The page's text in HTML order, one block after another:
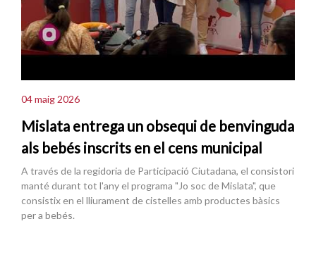
04 maig 2026
Mislata entrega un obsequi de benvinguda
als bebés inscrits en el cens municipal
A través de la regidoria de Participació Ciutadana, el consistori
manté durant tot l'any el programa "Jo soc de Mislata", que
consistix en el lliurament de cistelles amb productes bàsics
per a bebés.